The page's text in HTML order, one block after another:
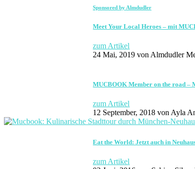
Sponsored by Almdudler
Meet Your Local Heroes – mit
zum Artikel
24 Mai, 2019 von Almdudler
MUCBOOK Member on the road –
zum Artikel
12 September, 2018 von Ayla
Eat the World: Jetzt auch in
zum Artikel